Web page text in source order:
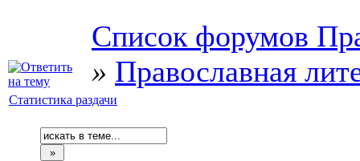
Список форумов
» Православная
Статистика раздачи